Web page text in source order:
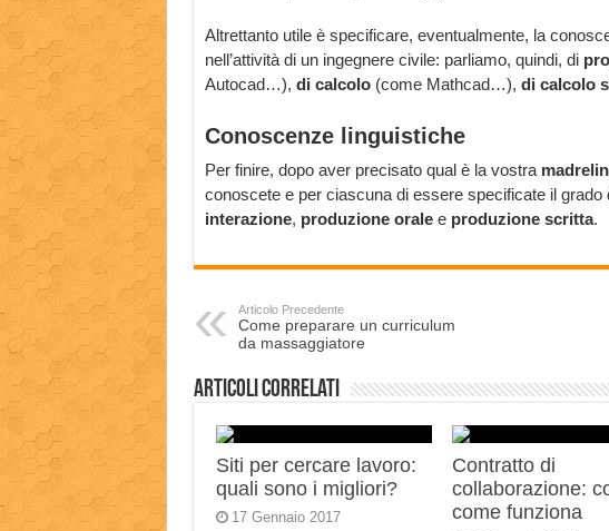
Altrettanto utile è specificare, eventualmente, la
nell’attività di un ingegnere civile: parliamo, quindi, di
Autocad…), di calcolo(come Mathcad…), di calcolo
Conoscenze linguistiche
Per finire, dopo aver precisato qual è la vostra
conoscete e per ciascuna di essere specificate il grado
interazione, produzione oralee produzione scritta.
Articolo Precedente
Come preparare un curriculum
da massaggiatore
Articoli correlati
Siti per cercare lavoro:
quali sono i migliori?
17 Gennaio 2017
Contratto di
collaborazione:
come funziona